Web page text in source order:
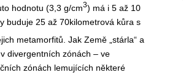
hodnotu (3,3 g/cm3) má i 5 až 10
buduje 25 až 70kilometrová kůra s
metamorfitů. Jak Země „stárla“ a
divergentních zónách – ve
zónách lemujících některé